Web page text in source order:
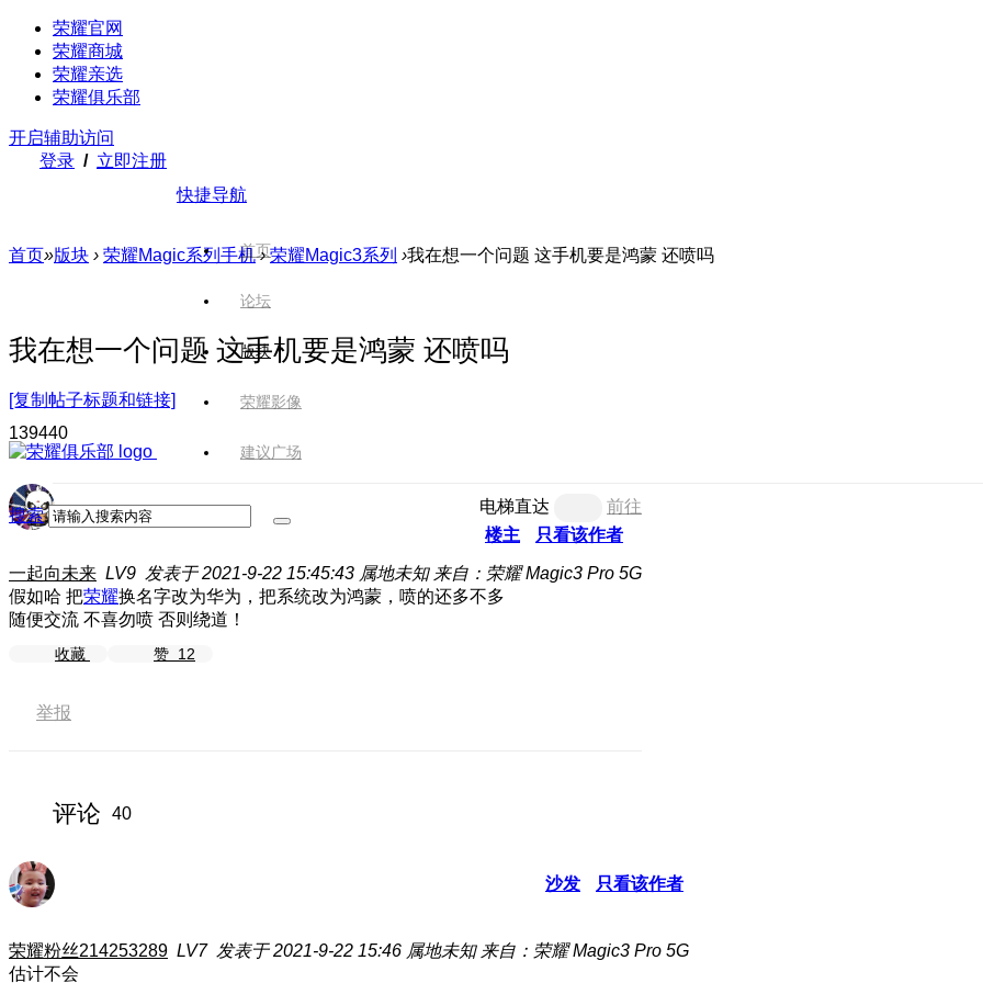
荣耀官网
荣耀商城
荣耀亲选
荣耀俱乐部
开启辅助访问
登录 / 立即注册
快捷导航
首页
论坛
版块
荣耀影像
建议广场
搜索
首页»版块 › 荣耀Magic系列手机 › 荣耀Magic3系列 ›我在想一个问题 这手机要是鸿蒙 还喷吗
我在想一个问题 这手机要是鸿蒙 还喷吗
[复制帖子标题和链接]
139440
电梯直达
前往
楼主
只看该作者
一起向未来 LV9 发表于 2021-9-22 15:45:43 属地未知 来自：荣耀 Magic3 Pro 5G
假如哈 把荣耀换名字改为华为，把系统改为鸿蒙，喷的还多不多
随便交流 不喜勿喷 否则绕道！
收藏 赞 12
举报
评论 40
沙发 只看该作者
荣耀粉丝214253289 LV7 发表于 2021-9-22 15:46 属地未知 来自：荣耀 Magic3 Pro 5G
估计不会